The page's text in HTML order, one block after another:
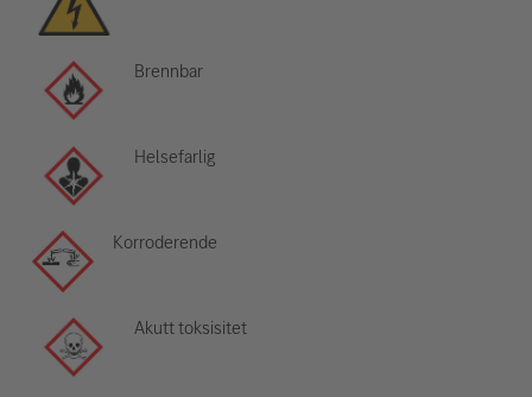
Brennbar
Helsefarlig
Korroderende
Akutt toksisitet